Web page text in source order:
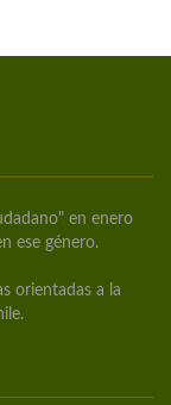
en enero
ese género.
orientadas a la